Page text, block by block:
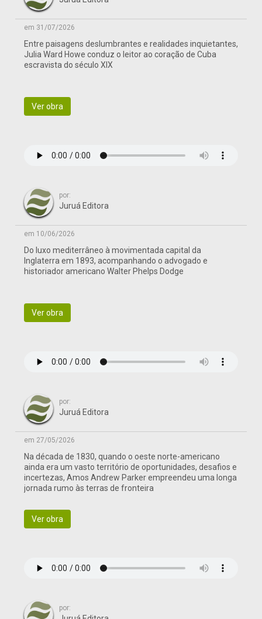
em 31/07/2026
Entre paisagens deslumbrantes e realidades inquietantes,
Julia Ward Howe conduz o leitor ao coração de Cuba
escravista do século XIX
Ver obra
por:
Juruá Editora
em 10/06/2026
Do luxo mediterrâneo à movimentada capital da
Inglaterra em 1893, acompanhando o advogado e
historiador americano Walter Phelps Dodge
Ver obra
por:
Juruá Editora
em 27/05/2026
Na década de 1830, quando o oeste norte-americano
ainda era um vasto território de oportunidades, desafios e
incertezas, Amos Andrew Parker empreendeu uma longa
jornada rumo às terras de fronteira
Ver obra
por: